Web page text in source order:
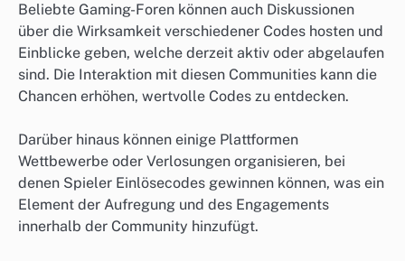
Beliebte Gaming-Foren können auch Diskussionen
über die Wirksamkeit verschiedener Codes hosten und
Einblicke geben, welche derzeit aktiv oder abgelaufen
sind. Die Interaktion mit diesen Communities kann die
Chancen erhöhen, wertvolle Codes zu entdecken.
Darüber hinaus können einige Plattformen
Wettbewerbe oder Verlosungen organisieren, bei
denen Spieler Einlösecodes gewinnen können, was ein
Element der Aufregung und des Engagements
innerhalb der Community hinzufügt.